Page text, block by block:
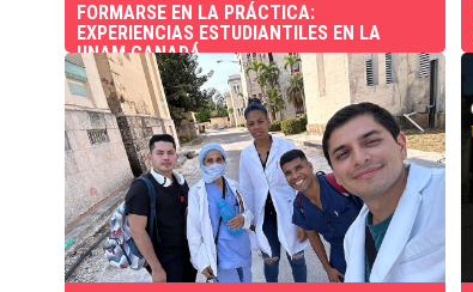
FORMARSE EN LA PRÁCTICA:
EXPERIENCIAS ESTUDIANTILES EN LA
UNAM CANADÁ